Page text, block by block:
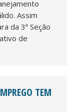
Assim
da 3ª Seção
de
TEM